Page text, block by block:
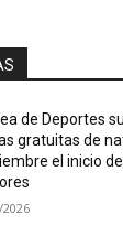
de Deportes
gratuitas de
el inicio